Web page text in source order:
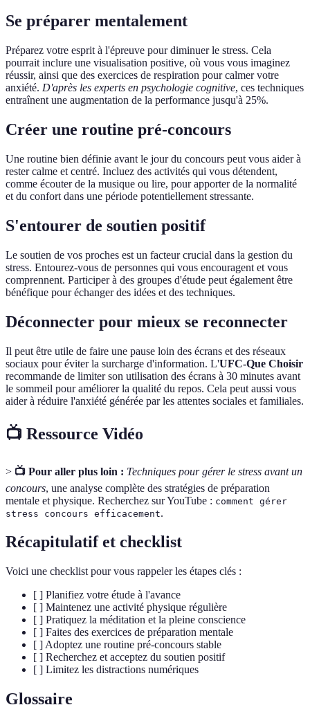
Se préparer mentalement
Préparez votre esprit à l'épreuve pour diminuer le stress. Cela
pourrait inclure une visualisation positive, où vous vous imaginez
réussir, ainsi que des exercices de respiration pour calmer votre
anxiété. D'après les experts en psychologie cognitive, ces techniques
entraînent une augmentation de la performance jusqu'à 25%.
Créer une routine pré-concours
Une routine bien définie avant le jour du concours peut vous aider à
rester calme et centré. Incluez des activités qui vous détendent,
comme écouter de la musique ou lire, pour apporter de la normalité
et du confort dans une période potentiellement stressante.
S'entourer de soutien positif
Le soutien de vos proches est un facteur crucial dans la gestion du
stress. Entourez-vous de personnes qui vous encouragent et vous
comprennent. Participer à des groupes d'étude peut également être
bénéfique pour échanger des idées et des techniques.
Déconnecter pour mieux se reconnecter
Il peut être utile de faire une pause loin des écrans et des réseaux
sociaux pour éviter la surcharge d'information. L'UFC-Que Choisir
recommande de limiter son utilisation des écrans à 30 minutes avant
le sommeil pour améliorer la qualité du repos. Cela peut aussi vous
aider à réduire l'anxiété générée par les attentes sociales et familiales.
📺 Ressource Vidéo
> 📺 Pour aller plus loin : Techniques pour gérer le stress avant un
concours, une analyse complète des stratégies de préparation
mentale et physique. Recherchez sur YouTube : comment gérer
stress concours efficacement.
Récapitulatif et checklist
Voici une checklist pour vous rappeler les étapes clés :
[ ] Planifiez votre étude à l'avance
[ ] Maintenez une activité physique régulière
[ ] Pratiquez la méditation et la pleine conscience
[ ] Faites des exercices de préparation mentale
[ ] Adoptez une routine pré-concours stable
[ ] Recherchez et acceptez du soutien positif
[ ] Limitez les distractions numériques
Glossaire